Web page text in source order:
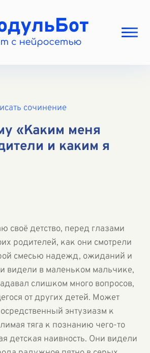
сочинение
«Каким меня
и каким я
своё детство, перед глазами
родителей, как они смотрели
смесью надежд, ожиданий и
видели в маленьком мальчике,
слишком много вопросов,
от других детей. Может
энтузиазм к
тяга к познанию чего-то
детская наивность. Они видели